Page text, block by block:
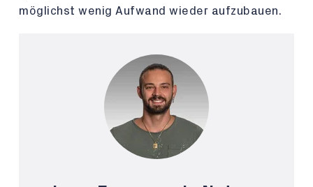
möglichst wenig Aufwand wieder aufzubauen.